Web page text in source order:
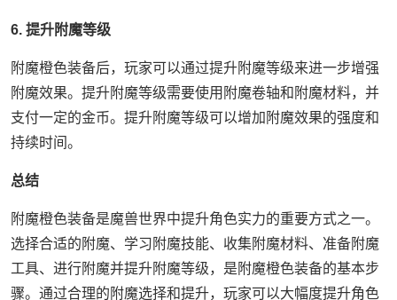
6. 提升附魔等级
附魔橙色装备后，玩家可以通过提升附魔等级来进一步增强
附魔效果。提升附魔等级需要使用附魔卷轴和附魔材料，并
支付一定的金币。提升附魔等级可以增加附魔效果的强度和
持续时间。
总结
附魔橙色装备是魔兽世界中提升角色实力的重要方式之一。
选择合适的附魔、学习附魔技能、收集附魔材料、准备附魔
工具、进行附魔并提升附魔等级，是附魔橙色装备的基本步
骤。通过合理的附魔选择和提升，玩家可以大幅度提升角色